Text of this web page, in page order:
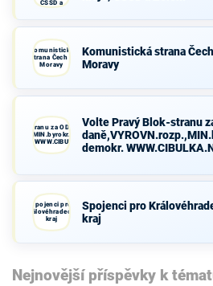
ČSSD a
Zelení
Komunistická
strana Čech a
Moravy
Komunistická strana
Moravy
Blok-stranu za ODVOLAT.polit.,NÍZKÉ
demokr. WWW.CIBULKA.NET
Volte Pravý Blok-stranu
demokr.
Spojenci pro
Královéhradecký
kraj
Spojenci pro
kraj
Nejnovější příspěvky k